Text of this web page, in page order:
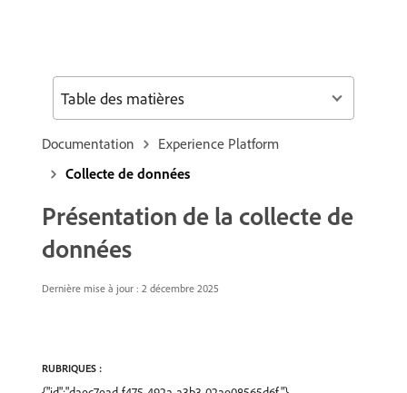
Documentation
Experience Platform
Collecte de données
Présentation de la collecte de
données
Dernière mise à jour : 2 décembre 2025
RUBRIQUES :
Table des matières